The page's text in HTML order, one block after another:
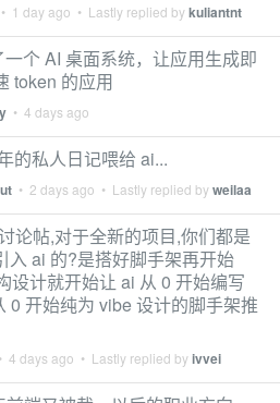
• 1 day ago • Lastly replied bykuliantnt
个 AI 桌面系统，让应用生成即
token 的应用
• 4 days ago
的私人日记喂给 ai...
• 2 days ago • Lastly replied byweilaa
论帖,对于全新的项目,你们都是
入 ai 的?是搭好脚手架再开始
设计就开始让 ai 从 0 开始编写
0 开始纯为 vibe 设计的脚手架推
• 4 days ago • Lastly replied byivvei